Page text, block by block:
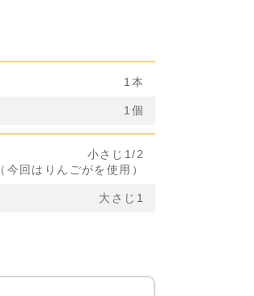
1本
1個
小さじ1/2
（今回はりんごがを使用）
大さじ1